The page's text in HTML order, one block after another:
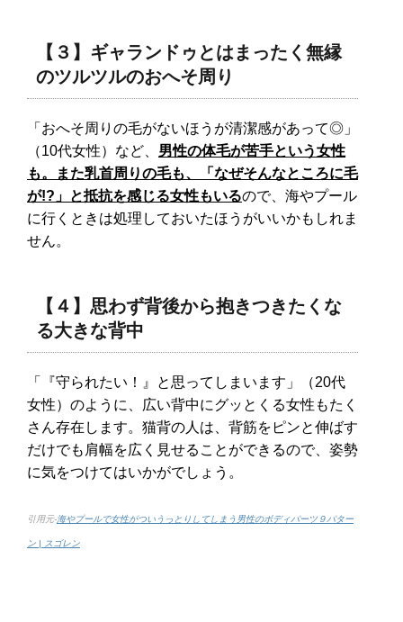
【３】ギャランドゥとはまったく無縁
のツルツルのおへそ周り
「おへそ周りの毛がないほうが清潔感があって◎」
（10代女性）など、 男性の体毛が苦手という女性
も。また乳首周りの毛も、「なぜそんなところに毛
が!?」と抵抗を感じる女性もいるので、海やプール
に行くときは処理しておいたほうがいいかもしれま
せん。
【４】思わず背後から抱きつきたくな
る大きな背中
「『守られたい！』と思ってしまいます」（20代
女性）のように、広い背中にグッとくる女性もたく
さん存在します。猫背の人は、背筋をピンと伸ばす
だけでも肩幅を広く見せることができるので、姿勢
に気をつけてはいかがでしょう。
引用元-海やプールで女性がついうっとりしてしまう男性のボディパーツ９パター
ン | スゴレン